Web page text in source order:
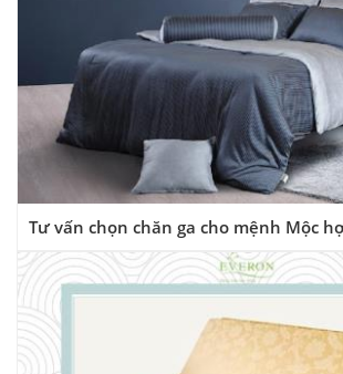
Tư vấn chọn chăn ga cho mệnh Mộc